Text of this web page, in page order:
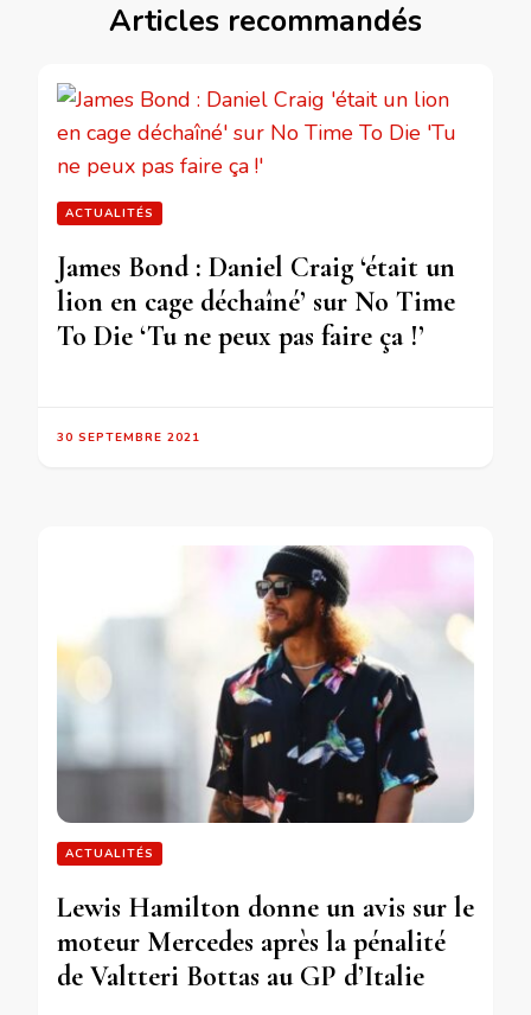
Articles recommandés
ACTUALITÉS
James Bond : Daniel Craig ‘était un
lion en cage déchaîné’ sur No Time
To Die ‘Tu ne peux pas faire ça !’
30 SEPTEMBRE 2021
ACTUALITÉS
Lewis Hamilton donne un avis sur le
moteur Mercedes après la pénalité
de Valtteri Bottas au GP d’Italie